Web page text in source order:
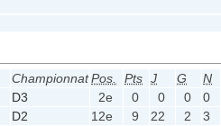
ChampionnatPos. Pts J G N
D3 2e 0 0 0 0
D2 12e 9 22 2 3